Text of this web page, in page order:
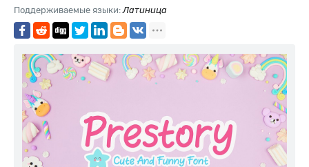
Поддерживаемые языки:Латиница